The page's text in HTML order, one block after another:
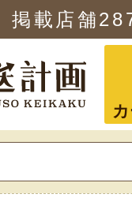
掲載店舗